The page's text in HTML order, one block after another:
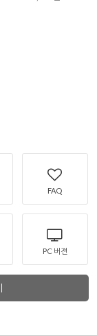
FAQ
PC 버젼